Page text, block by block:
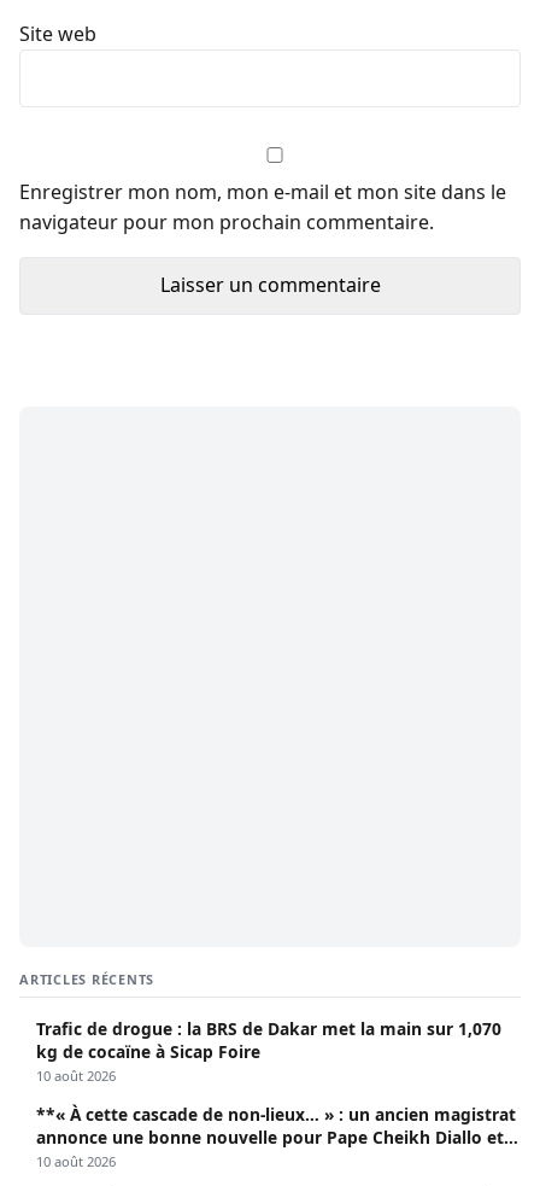
Site web
Enregistrer mon nom, mon e-mail et mon site dans le
navigateur pour mon prochain commentaire.
ARTICLES RÉCENTS
Trafic de drogue : la BRS de Dakar met la main sur 1,070
kg de cocaïne à Sicap Foire
10 août 2026
**« À cette cascade de non-lieux… » : un ancien magistrat
annonce une bonne nouvelle pour Pape Cheikh Diallo et
Cie**
10 août 2026